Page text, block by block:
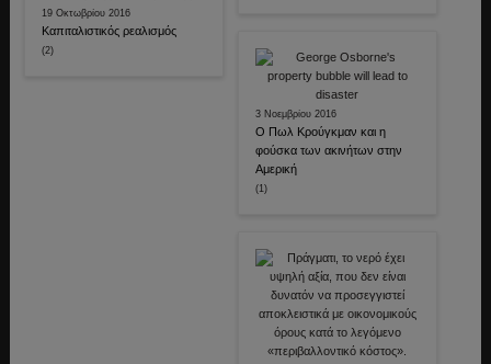
19 Οκτωβρίου 2016
Καπιταλιστικός ρεαλισμός
(2)
3 Νοεμβρίου 2016
Ο Πωλ Κρούγκμαν και η
φούσκα των ακινήτων στην
Αμερική
(1)